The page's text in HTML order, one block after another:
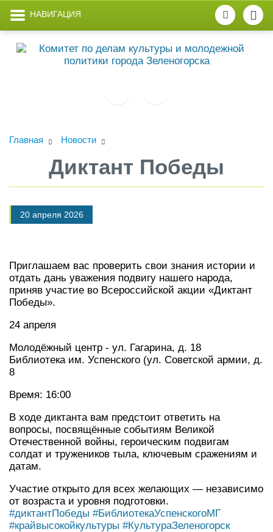
НАВИГАЦИЯ
Главная Новости
Диктант Победы
20 апреля 2026
Приглашаем вас проверить свои знания истории и
отдать дань уважения подвигу нашего народа,
приняв участие во Всероссийской акции «Диктант
Победы».
24 апреля
Молодёжный центр - ул. Гагарина, д. 18
Библиотека им. Успенского (ул. Советской армии, д.
8
Время: 16:00
В ходе диктанта вам предстоит ответить на
вопросы, посвящённые событиям Великой
Отечественной войны, героическим подвигам
солдат и тружеников тыла, ключевым сражениям и
датам.
Участие открыто для всех желающих — независимо
от возраста и уровня подготовки.
#диктантПобеды #БиблиотекаУспенскогоМГ
#крайвысокойкультуры #КультураЗеленогорск